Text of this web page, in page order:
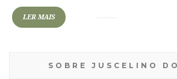
LER MAIS
SOBRE JUSCELINO